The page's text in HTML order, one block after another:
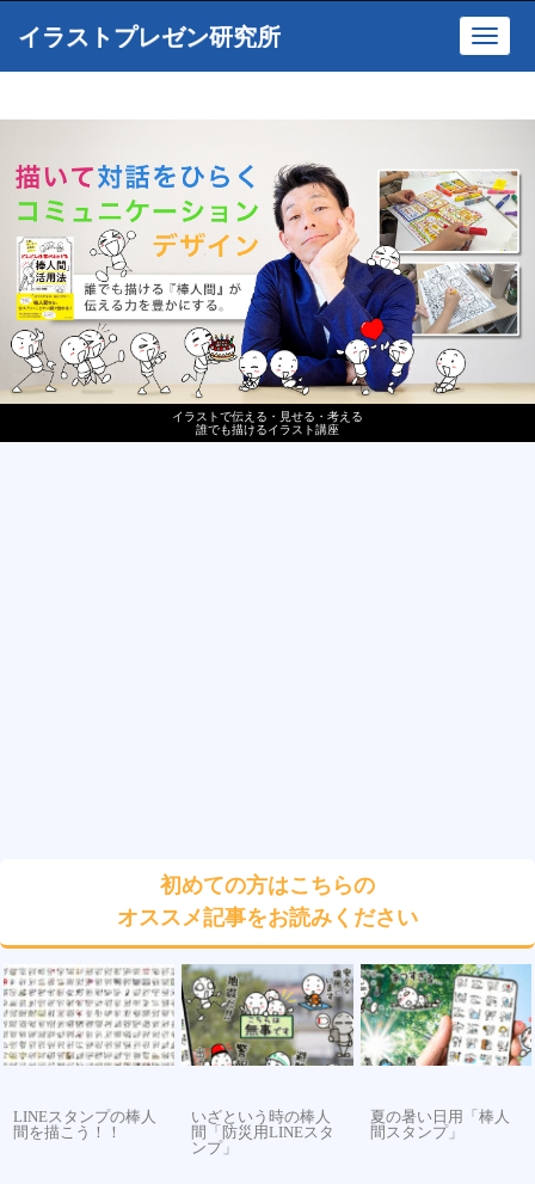
イラストで伝える・見せる・考える
誰でも描けるイラスト講座
イラストプレゼン研究所
初めての方はこちらの
オススメ記事をお読みください
LINEスタンプの棒人
間を描こう！！
いざという時の棒人
間「防災用LINEスタ
ンプ」
夏の暑い日用「棒人
間スタンプ」